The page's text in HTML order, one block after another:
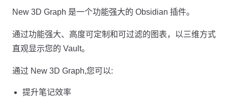
New 3D Graph 是一个功能强大的 Obsidian 插件。
通过功能强大、高度可定制和可过滤的图表，以三维方式
直观显示您的 Vault。
通过 New 3D Graph,您可以:
提升笔记效率